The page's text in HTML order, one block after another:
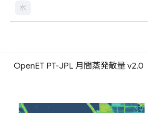
水
OpenET PT-JPL 月間蒸発散量 v2.0